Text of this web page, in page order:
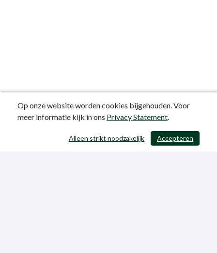
/ 371
Op onze website worden cookies bijgehouden. Voor
meer informatie kijk in ons Privacy Statement.
Accepteren
Alleen strikt noodzakelijk